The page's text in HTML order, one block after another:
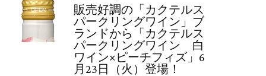
販売好調の「カクテルス
パークリングワイン」ブ
ランドから「カクテルス
パークリングワイン 白
ワイン×ピーチフィズ」6
月23日（火）登場！